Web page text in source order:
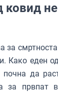
не
за
Како еден
да
за првпат